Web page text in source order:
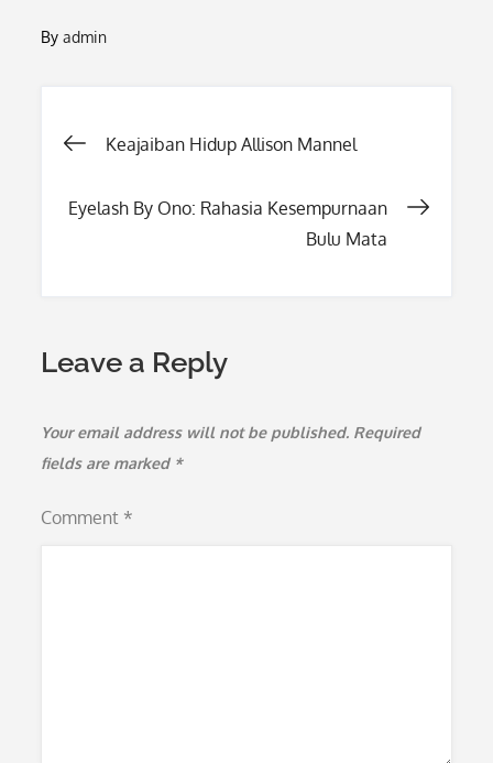
Byadmin
Post
navigation
Keajaiban Hidup Allison Mannel
Eyelash By Ono: Rahasia Kesempurnaan
Bulu Mata
Leave a Reply
Your email address will not be published. Required
fields are marked *
Comment *